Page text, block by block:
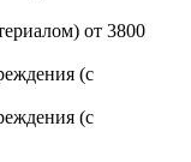
от 3800
(с
(с